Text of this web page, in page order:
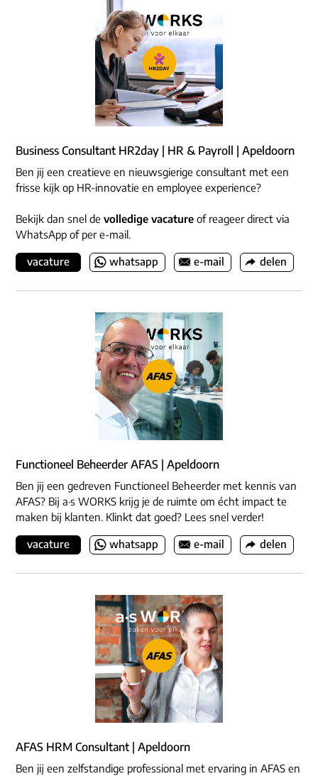
Business Consultant HR2day | HR & Payroll | Apeldoorn
Ben jij een creatieve en nieuwsgierige consultant met een
frisse kijk op HR-innovatie en employee experience?
Bekijk dan snel de volledige vacature of reageer direct via
WhatsApp of per e-mail.
vacature whatsapp e-mail delen
Functioneel Beheerder AFAS | Apeldoorn
Ben jij een gedreven Functioneel Beheerder met kennis van
AFAS? Bij a·s WORKS krijg je de ruimte om écht impact te
maken bij klanten. Klinkt dat goed? Lees snel verder!
vacature whatsapp e-mail delen
AFAS HRM Consultant | Apeldoorn
Ben jij een zelfstandige professional met ervaring in AFAS en